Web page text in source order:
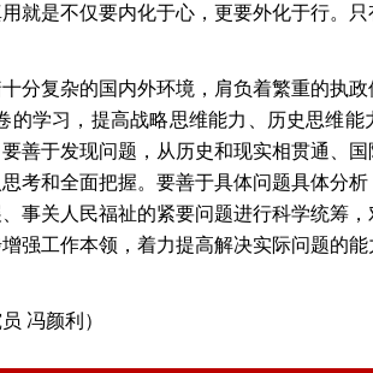
就是不仅要内化于心，更要外化于行。
分复杂的国内外环境，肩负着繁重的执
学习，提高战略思维能力、历史思维
善于发现问题，从历史和现实相贯通、
考和全面把握。要善于具体问题具体分
事关人民福祉的紧要问题进行科学统筹
强工作本领，着力提高解决实际问题的
冯颜利 ）